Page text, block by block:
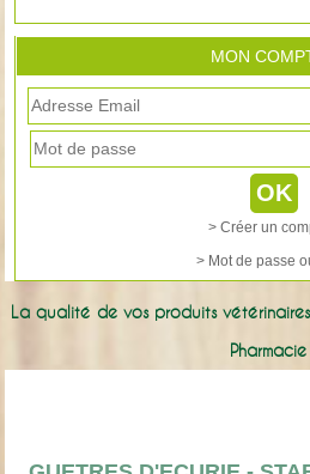
MON
> Créer un
> Mot de passe
La qualité de vos produits
Pharmacie